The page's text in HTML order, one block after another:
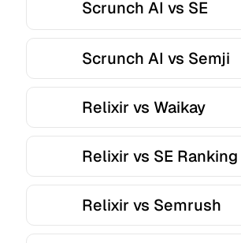
Scrunch AI vs SE
Ranking
Scrunch AI vs Semji
Relixir vs Waikay
Relixir vs SE Ranking
Relixir vs Semrush